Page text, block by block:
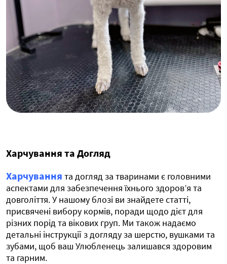
Харчування та Догляд
Харчування та догляд за тваринами є головними
аспектами для забезпечення їхнього здоров’я та
довголіття. У нашому блозі ви знайдете статті,
присвячені вибору кормів, поради щодо дієт для
різних порід та вікових груп. Ми також надаємо
детальні інструкції з догляду за шерстю, вушками та
зубами, щоб ваш Улюбленець залишався здоровим
та гарним.